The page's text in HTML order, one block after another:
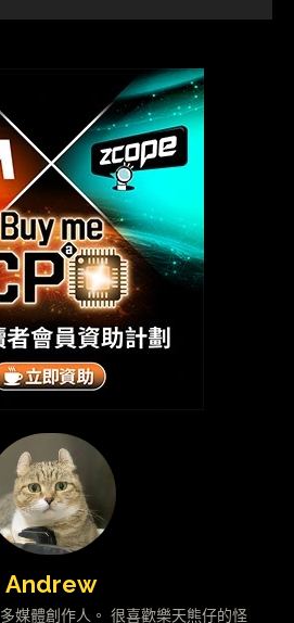
Andrew
媒體創作人。 很喜歡樂天熊仔的怪